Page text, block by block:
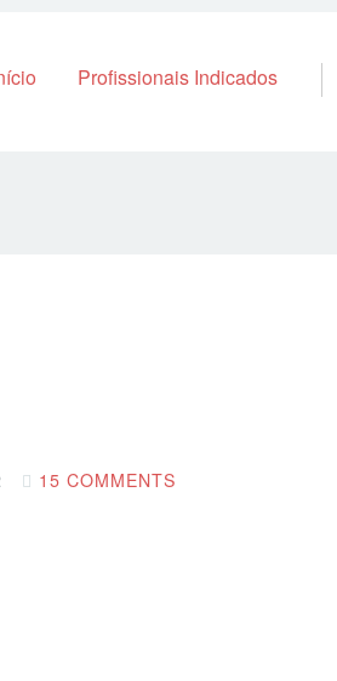
to contentProfissionais Indicados
15 COMMENTS